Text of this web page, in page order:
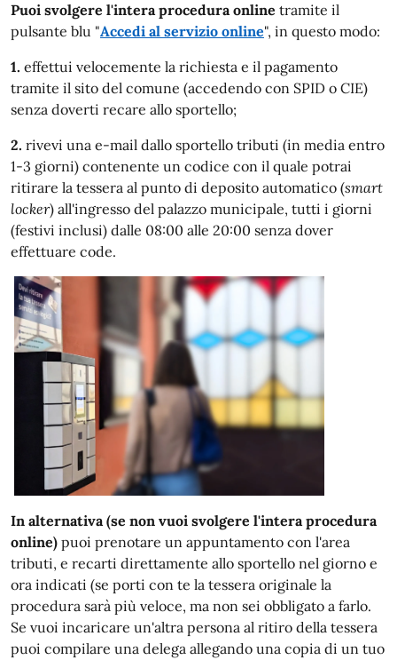
Puoi svolgere l'intera procedura online tramite il
pulsante blu "Accedi al servizio online", in questo modo:
1. effettui velocemente la richiesta e il pagamento
tramite il sito del comune (accedendo con SPID o CIE)
senza doverti recare allo sportello;
2. rivevi una e-mail dallo sportello tributi (in media entro
1-3 giorni) contenente un codice con il quale potrai
ritirare la tessera al punto di deposito automatico (smart
locker) all'ingresso del palazzo municipale, tutti i giorni
(festivi inclusi) dalle 08:00 alle 20:00 senza dover
effettuare code.
In alternativa (se non vuoi svolgere l'intera procedura
online) puoi prenotare un appuntamento con l'area
tributi, e recarti direttamente allo sportello nel giorno e
ora indicati (se porti con te la tessera originale la
procedura sarà più veloce, ma non sei obbligato a farlo.
Se vuoi incaricare un'altra persona al ritiro della tessera
puoi compilare una delega allegando una copia di un tuo